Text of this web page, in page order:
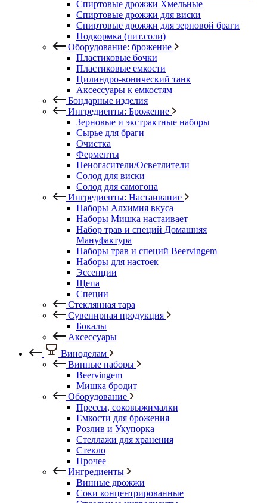
Спиртовые дрожжи Хмельные
Спиртовые дрожжи для виски
Спиртовые дрожжи для зерновой браги
Подкормка (пит.соли)
Оборудование: брожение
Пластиковые бочки
Пластиковые емкости
Цилиндро-конический танк
Аксессуары к емкостям
Бондарные изделия
Ингредиенты: Брожение
Зерновые и экстрактные наборы
Сырье для браги
Очистка
Ферменты
Пеногасители/Осветлители
Солод для виски
Солод для самогона
Ингредиенты: Настаивание
Наборы Алхимия вкуса
Наборы Мишка настаивает
Набор трав и специй Домашняя
Мануфактура
Наборы трав и специй Beervingem
Наборы для настоек
Эссенции
Щепа
Специи
Стеклянная тара
Сувенирная продукция
Бокалы
Аксессуары
Виноделам
Винные наборы
Beervingem
Мишка бродит
Оборудование
Прессы, соковыжималки
Емкости для брожения
Розлив и Укупорка
Стеллажи для хранения
Стекло
Прочее
Ингредиенты
Винные дрожжи
Соки концентрированные